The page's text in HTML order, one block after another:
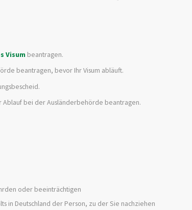
Visum beantragen.
beantragen, bevor Ihr Visum abläuft.
Ablauf bei der Ausländerbehörde beantragen.
oder beeinträchtigen
in Deutschland der Person, zu der Sie nachziehen